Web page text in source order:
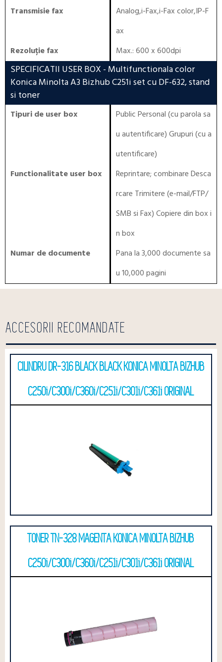
Transmisie fax
Analog,i-Fax,i-Fax color,IP-F
ax
Rezoluție fax
Max.: 600 x 600dpi
SPECIFICATII USER BOX - Multifunctionala color
Konica Minolta A3 Bizhub C251i set cu DF-632, stand
si toner
Tipuri de user box
Public Personal (cu parola sa
u autentificare) Grupuri (cu a
utentificare)
Functionalitate user box
Reprintare; combinare Desca
rcare Trimitere (e-mail/FTP/
SMB si Fax) Copiere din box i
n box
Numar de documente
Pana la 3,000 documente sa
u 10,000 pagini
ACCESORII RECOMANDATE
CILINDRU DR-316 BLACK BLACK KONICA MINOLTA BIZHUB
C250i/C300i/C360i/C251i/C301i/C361i ORIGINAL
TONER TN-328 MAGENTA KONICA MINOLTA BIZHUB
C250i/C300i/C360i/C251i/C301i/C361i ORIGINAL